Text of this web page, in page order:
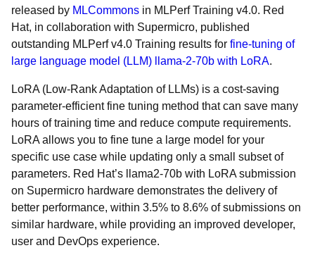
released by MLCommons in MLPerf Training v4.0. Red
Hat, in collaboration with Supermicro, published
outstanding MLPerf v4.0 Training results for fine-tuning of
large language model (LLM) llama-2-70b with LoRA.
LoRA (Low-Rank Adaptation of LLMs) is a cost-saving
parameter-efficient fine tuning method that can save many
hours of training time and reduce compute requirements.
LoRA allows you to fine tune a large model for your
specific use case while updating only a small subset of
parameters. Red Hat’s llama2-70b with LoRA submission
on Supermicro hardware demonstrates the delivery of
better performance, within 3.5% to 8.6% of submissions on
similar hardware, while providing an improved developer,
user and DevOps experience.